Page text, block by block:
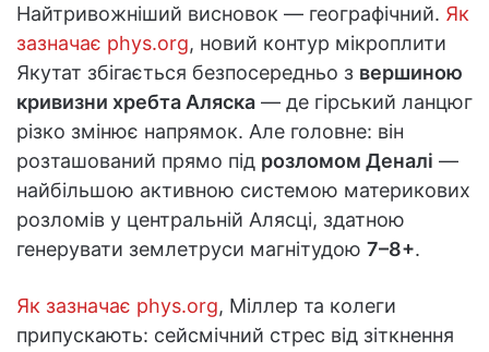
Найтривожніший висновок — географічний. Як
зазначає phys.org, новий контур мікроплити
Якутат збігається безпосередньо з вершиною
кривизни хребта Аляска — де гірський ланцюг
різко змінює напрямок. Але головне: він
розташований прямо під розломом Деналі —
найбільшою активною системою материкових
розломів у центральній Алясці, здатною
генерувати землетруси магнітудою 7–8+.
Як зазначає phys.org, Міллер та колеги
припускають: сейсмічний стрес від зіткнення